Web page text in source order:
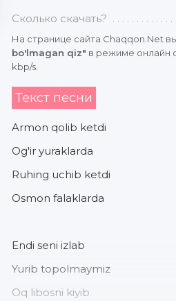
Сколько скачать?
На странице сайта Chaqqon.Net
bo'lmagan qiz" в режиме онлайн
kbp/s.
Текст песни
Armon qolib ketdi
Og'ir yuraklarda
Ruhing uchib ketdi
Osmon falaklarda
Endi seni izlab
Yurib topolmaymiz
Oq libosni kiyib